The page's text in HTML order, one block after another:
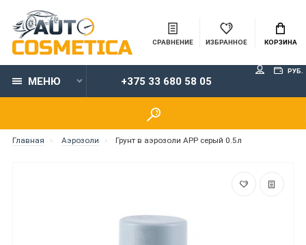
СРАВНЕНИЕ ИЗБРАННОЕ КОРЗИНА
МЕНЮ +375 33 680 58 05
РУБ.
Главная Аэрозоли Грунт в аэрозоли APP серый 0.5л